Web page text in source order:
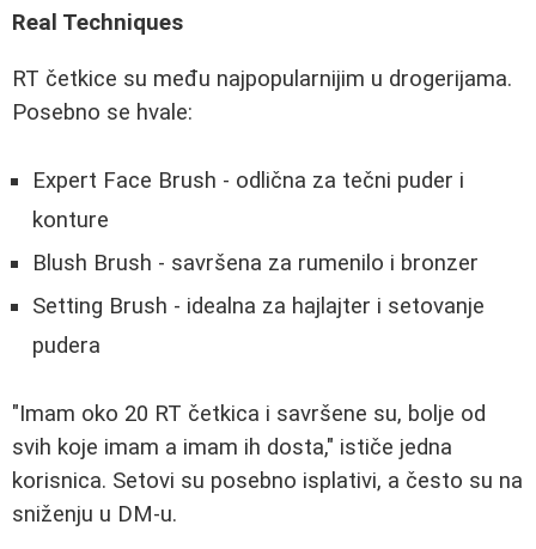
Real Techniques
RT četkice su među najpopularnijim u drogerijama.
Posebno se hvale:
Expert Face Brush - odlična za tečni puder i
konture
Blush Brush - savršena za rumenilo i bronzer
Setting Brush - idealna za hajlajter i setovanje
pudera
"Imam oko 20 RT četkica i savršene su, bolje od
svih koje imam a imam ih dosta," ističe jedna
korisnica. Setovi su posebno isplativi, a često su na
sniženju u DM-u.